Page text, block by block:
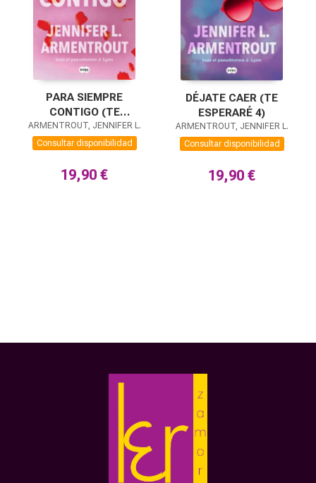
PARA SIEMPRE
CONTIGO (TE
ESPERARÉ 5)
ARMENTROUT, JENNIFER L.
Consultar disponibilidad
19,90 €
DÉJATE CAER (TE
ESPERARÉ 4)
ARMENTROUT, JENNIFER L.
Consultar disponibilidad
19,90 €